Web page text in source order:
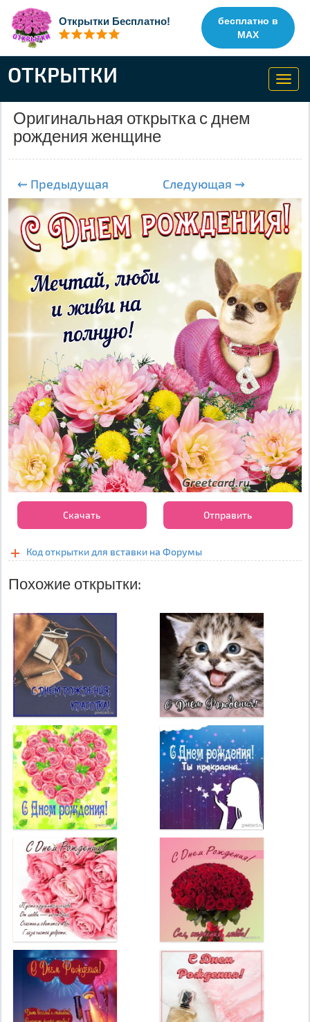
Открытки Бесплатно!
бесплатно в
MAX
ОТКРЫТКИ
Оригинальная открытка с днем
рождения женщине
⇜ Предыдущая Следующая ⇝
Скачать Отправить
Код открытки для вставки на Форумы
Похожие открытки: